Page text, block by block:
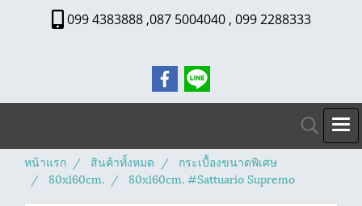
099 4383888 ,087 5004040 , 099 2288333
หน้าแรก สินค้าทั้งหมด
กระเบื้องขนาดพิเศษ
80x160cm.
80x160cm. #Sattuario Supremo